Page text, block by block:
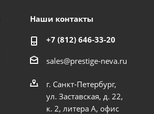
Наши контакты
+7 (812) 646-33-20
sales@prestige-neva.ru
г. Санкт-Петербург,
ул. Заставская, д. 22,
к. 2, литера А, офис